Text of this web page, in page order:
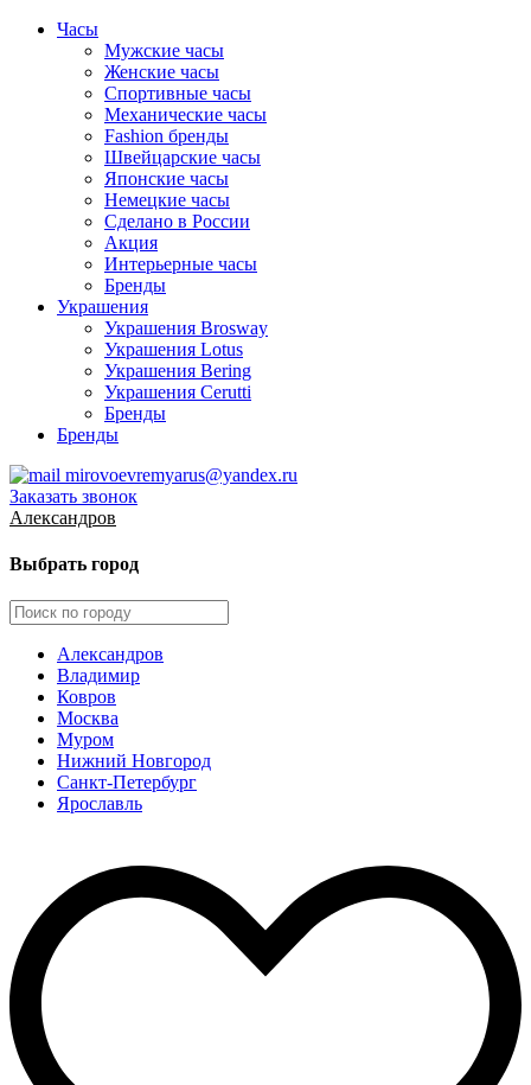
Часы
Мужские часы
Женские часы
Спортивные часы
Механические часы
Fashion бренды
Швейцарские часы
Японские часы
Немецкие часы
Сделано в России
Акция
Интерьерные часы
Бренды
Украшения
Украшения Brosway
Украшения Lotus
Украшения Bering
Украшения Cerutti
Бренды
Бренды
mirovoevremyarus@yandex.ru
Заказать звонок
Александров
Выбрать город
Александров
Владимир
Ковров
Москва
Муром
Нижний Новгород
Санкт-Петербург
Ярославль